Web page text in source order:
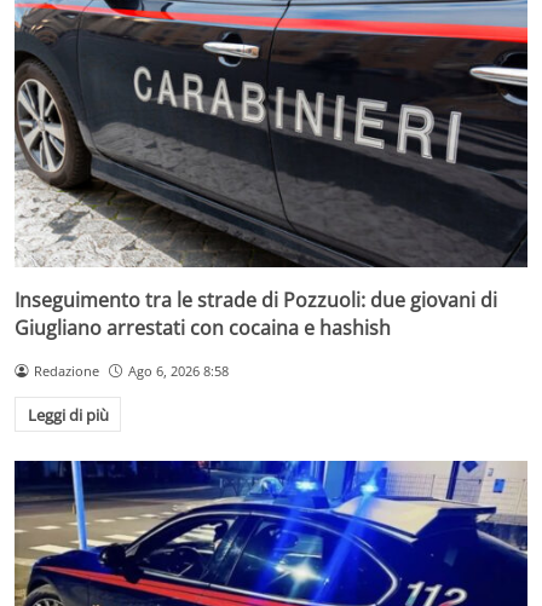
Inseguimento tra le strade di Pozzuoli: due giovani di
Giugliano arrestati con cocaina e hashish
Redazione Ago 6, 2026 8:58
Leggi di più